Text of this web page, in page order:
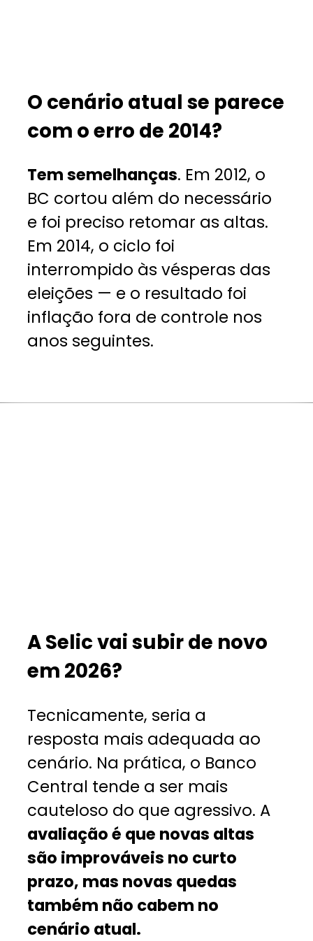
Tem semelhanças. Em 2012, o
BC cortou além do necessário
e foi preciso retomar as altas.
Em 2014, o ciclo foi
interrompido às vésperas das
eleições — e o resultado foi
inflação fora de controle nos
anos seguintes.
O cenário atual se parece
com o erro de 2014?
Tecnicamente, seria a
resposta mais adequada ao
cenário. Na prática, o Banco
Central tende a ser mais
cauteloso do que agressivo. A
avaliação é que novas altas
são improváveis no curto
prazo, mas novas quedas
também não cabem no
cenário atual.
A Selic vai subir de novo
em 2026?